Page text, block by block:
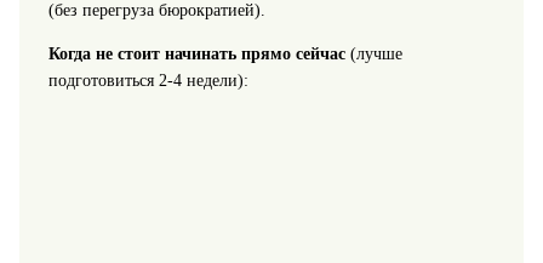
(без перегруза бюрократией).
Когда не стоит начинать прямо сейчас(лучше
подготовиться 2-4 недели):